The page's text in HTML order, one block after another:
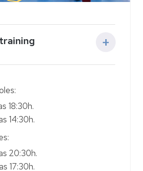
corrige la postura y
y espalda en grupos
fuerza y flexibilidad
articular. Sus contenidos
perineal, respiración,
de intensidad con o
para la reeducación
18:30h.
14:30h.
20:30h.
17:30h.